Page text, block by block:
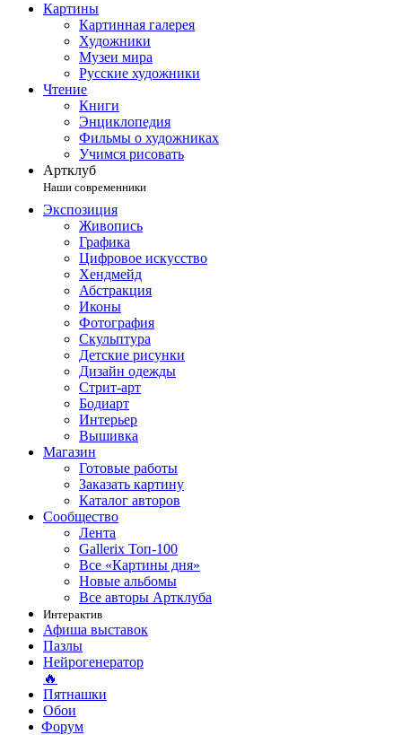
Картины
Картинная галерея
Художники
Музеи мира
Русские художники
Чтение
Книги
Энциклопедия
Фильмы о художниках
Учимся рисовать
Артклуб
Наши современники
Экспозиция
Живопись
Графика
Цифровое искусство
Хендмейд
Абстракция
Иконы
Фотография
Скульптура
Детские рисунки
Дизайн одежды
Стрит-арт
Бодиарт
Интерьер
Вышивка
Магазин
Готовые работы
Заказать картину
Каталог авторов
Сообщество
Лента
Gallerix Топ-100
Все «Картины дня»
Новые альбомы
Все авторы Артклуба
Интерактив
Афиша выставок
Пазлы
Нейрогенератор
🔥
Пятнашки
Обои
Форум